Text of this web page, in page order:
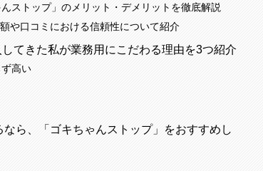
ストップ」のメリット・デメリットを徹底解説
や口コミにおける信頼性について紹介
てきた私が業務用にこだわる理由を3つ紹介
高い
ら、「ゴキちゃんストップ」をおすすめし